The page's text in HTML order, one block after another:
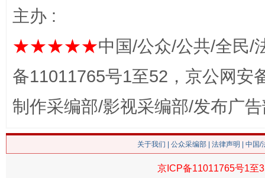
生
主办 :
★★★★★中国/公众/公共/全民/
备11011765号1至52，京公网安
制作采编部/影视采编部/发布广
关于我们 公众采编部 法律声明 | 中国
京ICP备11011765号1至